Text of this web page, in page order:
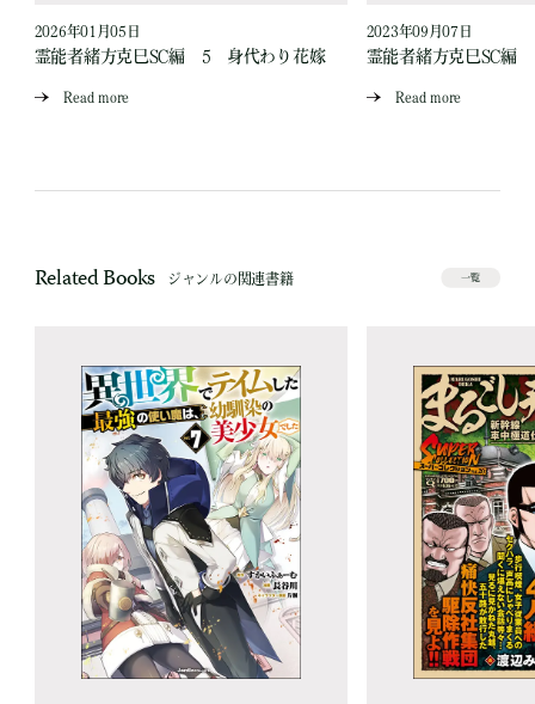
2026年01月05日
霊能者緒方克巳SC編 5 身代わり花嫁
Read more
2023年09月07日
霊能者緒方克巳SC
Read more
Related Books ジャンルの関連書籍 一覧